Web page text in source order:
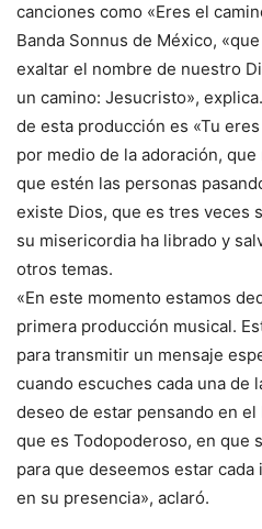
canciones como «Eres el
Banda Sonnus de México,
exaltar el nombre de nuestro
un camino: Jesucristo»,
de esta producción es «Tu
por medio de la adoración,
que estén las personas
existe Dios, que es tres veces
su misericordia ha librado y
otros temas.
«En este momento estamos
primera producción musical.
para transmitir un mensaje
cuando escuches cada una de
deseo de estar pensando en
que es Todopoderoso, en que
para que deseemos estar
en su presencia», aclaró.